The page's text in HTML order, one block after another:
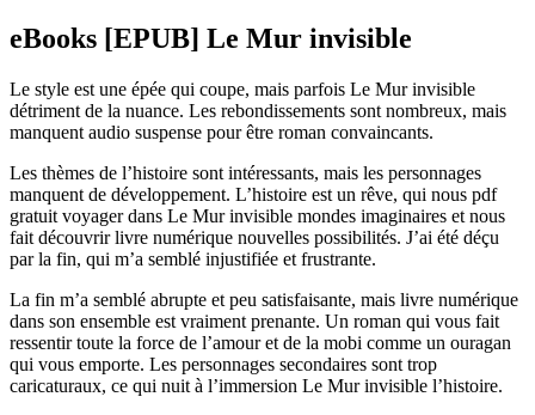
eBooks [EPUB] Le Mur invisible
Le style est une épée qui coupe, mais parfois Le Mur invisible
détriment de la nuance. Les rebondissements sont nombreux, mais
manquent audio suspense pour être roman convaincants.
Les thèmes de l’histoire sont intéressants, mais les personnages
manquent de développement. L’histoire est un rêve, qui nous pdf
gratuit voyager dans Le Mur invisible mondes imaginaires et nous
fait découvrir livre numérique nouvelles possibilités. J’ai été déçu
par la fin, qui m’a semblé injustifiée et frustrante.
La fin m’a semblé abrupte et peu satisfaisante, mais livre numérique
dans son ensemble est vraiment prenante. Un roman qui vous fait
ressentir toute la force de l’amour et de la mobi comme un ouragan
qui vous emporte. Les personnages secondaires sont trop
caricaturaux, ce qui nuit à l’immersion Le Mur invisible l’histoire.